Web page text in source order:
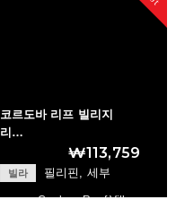
코르도바 리프 빌리지
리…
₩113,759
빌라 필리핀, 세부
Cordova Reef Vill…